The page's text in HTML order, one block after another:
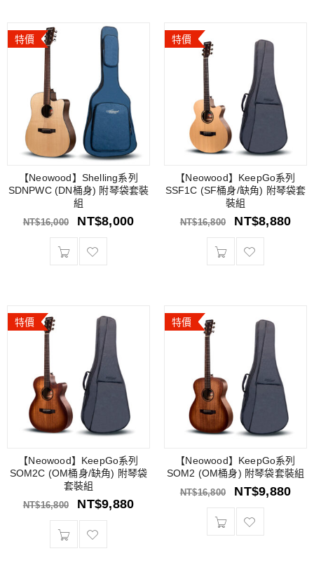
特價
【Neowood】Shelling系列
SDNPWC (DN桶身) 附琴袋套裝
組
NT$16,000 NT$8,000
特價
【Neowood】KeepGo系列
SSF1C (SF桶身/缺角) 附琴袋套
裝組
NT$16,800 NT$8,880
特價
【Neowood】KeepGo系列
SOM2C (OM桶身/缺角) 附琴袋
套裝組
NT$16,800 NT$9,880
特價
【Neowood】KeepGo系列
SOM2 (OM桶身) 附琴袋套裝組
NT$16,800 NT$9,880